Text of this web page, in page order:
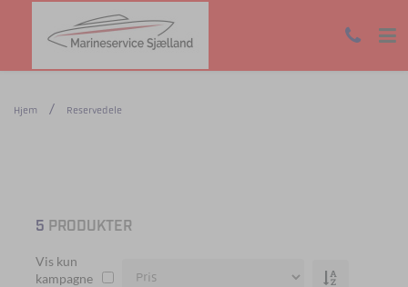
Hjem Reservedele
5 PRODUKTER
Vis kun
kampagne